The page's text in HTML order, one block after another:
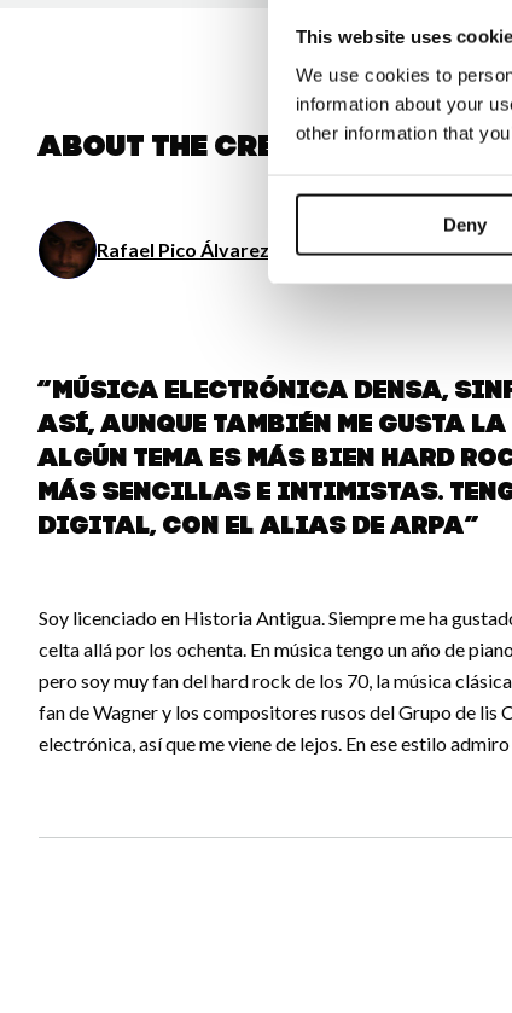
This website uses
We use cookies to
information about your
other information that
Deny
About the creator
Rafael Pico Álvarez / Music
“Música electrónica densa,
así, aunque también me gusta
algún tema es más bien hard
más sencillas e intimistas.
digital, con el alias de aRPA”
Soy licenciado en Historia Antigua. Siempre me ha
celta allá por los ochenta. En música tengo un año de
pero soy muy fan del hard rock de los 70, la música
fan de Wagner y los compositores rusos del Grupo de lis
electrónica, así que me viene de lejos. En ese estilo